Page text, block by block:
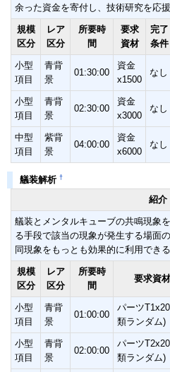
余った資金を寄付し、技術研究を応援
規模
区分
レア
区分
所要時
間
要求
資材
完了
条件
小型
項目
青背
景
01:30:00
資金
x1500
なし
小型
項目
青背
景
02:30:00
資金
x3000
なし
中型
項目
紫背
景
04:00:00
資金
x6000
なし
艤装解析 †
紹介
艤装とメンタルキューブの共鳴現象
る手段で該当の現象が発生する場面の
同現象をもっとも効果的に利用でき
規模
区分
レア
区分
所要時
間
要求資材
小型
項目
青背
景
01:00:00
パーツ
類ランダム)
小型
項目
青背
景
02:00:00
パーツ
類ランダム)